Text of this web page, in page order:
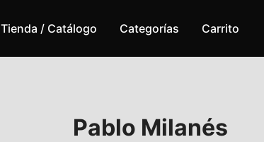
Tienda / Catálogo Categorías Carrito
Pablo Milanés